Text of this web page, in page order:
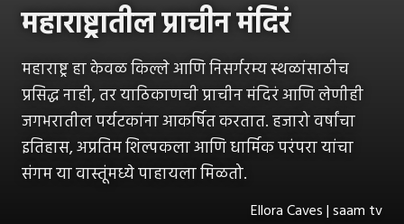
महाराष्ट्रातील प्राचीन मंदिरं
महाराष्ट्र हा केवळ किल्ले आणि निसर्गरम्य स्थळांसाठीच
प्रसिद्ध नाही, तर याठिकाणची प्राचीन मंदिरं आणि लेणीही
जगभरातील पर्यटकांना आकर्षित करतात. हजारो वर्षांचा
इतिहास, अप्रतिम शिल्पकला आणि धार्मिक परंपरा यांचा
संगम या वास्तूंमध्ये पाहायला मिळतो.
Ellora Caves | saam tv